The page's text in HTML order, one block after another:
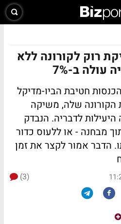
רוק לקורונה ללא
ב-7%
חטיבת הביו-מדיקל
הקורונה שלה, משיקה
לדבריה. הנבדק
מבחנה - או ללעוס כדור
הדבר אמור לקצר את זמן
(3)